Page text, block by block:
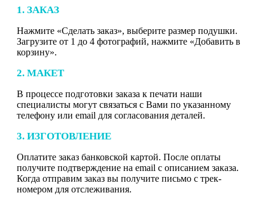
1. ЗАКАЗ
Нажмите «Сделать заказ», выберите размер подушки.
Загрузите от 1 до 4 фотографий, нажмите «Добавить в
корзину».
2. МАКЕТ
В процессе подготовки заказа к печати наши
специалисты могут связаться с Вами по указанному
телефону или email для согласования деталей.
3. ИЗГОТОВЛЕНИЕ
Оплатите заказ банковской картой. После оплаты
получите подтверждение на email с описанием заказа.
Когда отправим заказ вы получите письмо с трек-
номером для отслеживания.